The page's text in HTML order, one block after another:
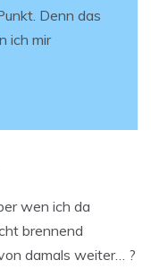
Denn das
ich mir
wen ich da
brennend
damals weiter… ?